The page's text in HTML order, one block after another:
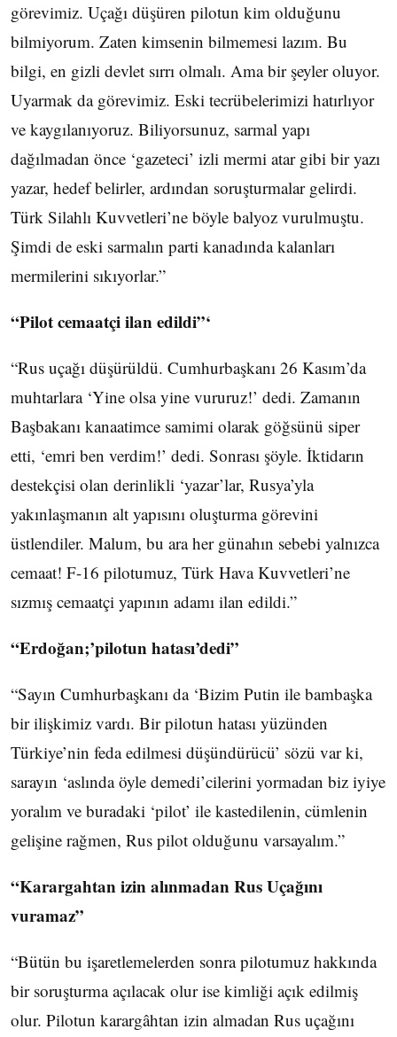
görevimiz. Uçağı düşüren pilotun kim olduğunu
bilmiyorum. Zaten kimsenin bilmemesi lazım. Bu
bilgi, en gizli devlet sırrı olmalı. Ama bir şeyler oluyor.
Uyarmak da görevimiz. Eski tecrübelerimizi hatırlıyor
ve kaygılanıyoruz. Biliyorsunuz, sarmal yapı
dağılmadan önce ‘gazeteci’ izli mermi atar gibi bir yazı
yazar, hedef belirler, ardından soruşturmalar gelirdi.
Türk Silahlı Kuvvetleri’ne böyle balyoz vurulmuştu.
Şimdi de eski sarmalın parti kanadında kalanları
mermilerini sıkıyorlar.”
“Pilot cemaatçi ilan edildi”‘
“Rus uçağı düşürüldü. Cumhurbaşkanı 26 Kasım’da
muhtarlara ‘Yine olsa yine vururuz!’ dedi. Zamanın
Başbakanı kanaatimce samimi olarak göğsünü siper
etti, ‘emri ben verdim!’ dedi. Sonrası şöyle. İktidarın
destekçisi olan derinlikli ‘yazar’lar, Rusya’yla
yakınlaşmanın alt yapısını oluşturma görevini
üstlendiler. Malum, bu ara her günahın sebebi yalnızca
cemaat! F-16 pilotumuz, Türk Hava Kuvvetleri’ne
sızmış cemaatçi yapının adamı ilan edildi.”
“Erdoğan;’pilotun hatası’dedi”
“Sayın Cumhurbaşkanı da ‘Bizim Putin ile bambaşka
bir ilişkimiz vardı. Bir pilotun hatası yüzünden
Türkiye’nin feda edilmesi düşündürücü’ sözü var ki,
sarayın ‘aslında öyle demedi’cilerini yormadan biz iyiye
yoralım ve buradaki ‘pilot’ ile kastedilenin, cümlenin
gelişine rağmen, Rus pilot olduğunu varsayalım.”
“Karargahtan izin alınmadan Rus Uçağını
vuramaz”
“Bütün bu işaretlemelerden sonra pilotumuz hakkında
bir soruşturma açılacak olur ise kimliği açık edilmiş
olur. Pilotun karargâhtan izin almadan Rus uçağını